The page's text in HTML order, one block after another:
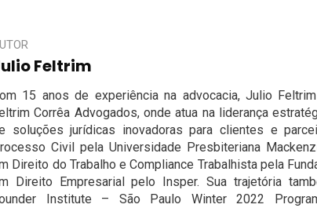
Feltrim
15 anos de experiência na advocacia, Julio
Corrêa Advogados, onde atua na liderança
soluções jurídicas inovadoras para clientes e
Civil pela Universidade Presbiteriana
Direito do Trabalho e Compliance Trabalhista pela
Direito Empresarial pelo Insper. Sua trajetória
Institute – São Paulo Winter 2022